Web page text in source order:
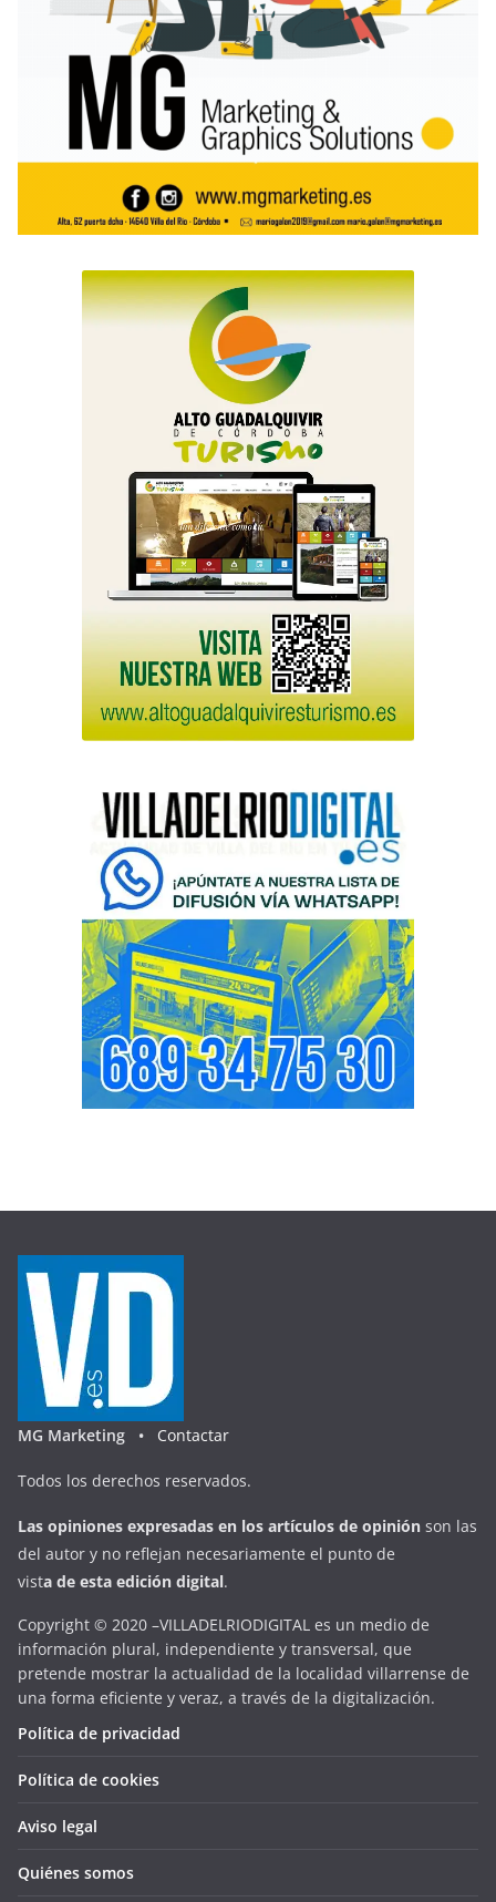
MG Marketing • Contactar
Todos los derechos reservados.
Las opiniones expresadas en los artículos de opinión son las
del autor y no reflejan necesariamente el punto de
vista de esta edición digital.
Copyright © 2020 –VILLADELRIODIGITAL es un medio de
información plural, independiente y transversal, que
pretende mostrar la actualidad de la localidad villarrense de
una forma eficiente y veraz, a través de la digitalización.
Política de privacidad
Política de cookies
Aviso legal
Quiénes somos